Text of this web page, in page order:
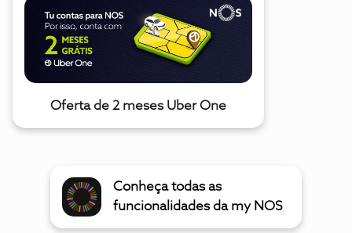
Oferta de 2 meses Uber One
Conheça todas as
funcionalidades da my NOS